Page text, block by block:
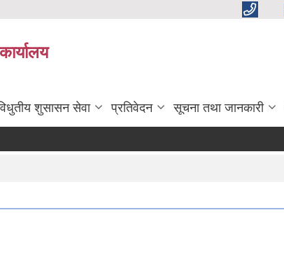
शुसासन सेवा प्रतिवेदन सूचना तथा जानकारी